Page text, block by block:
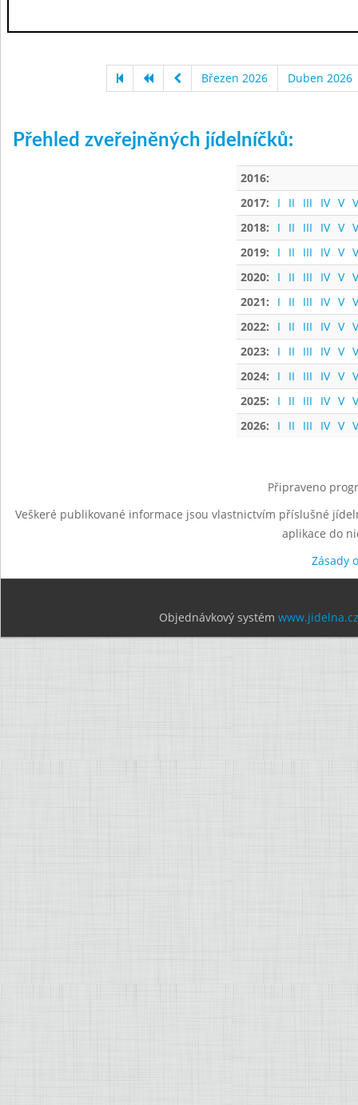
Březen 2026 Duben 2026
Přehled zveřejněných jídelníčků:
2016:
2017:
I II III IV V
2018:
I II III IV V
2019:
I II III IV V
2020:
I II III IV V
2021:
I II III IV V
2022:
I II III IV V
2023:
I II III IV V
2024:
I II III IV V
2025:
I II III IV V
2026:
I II III IV V
Připraveno
Veškeré publikované informace jsou vlastnictvím příslušné
aplikace do
Zásady
Objednávkový systém www.jidelna.cz